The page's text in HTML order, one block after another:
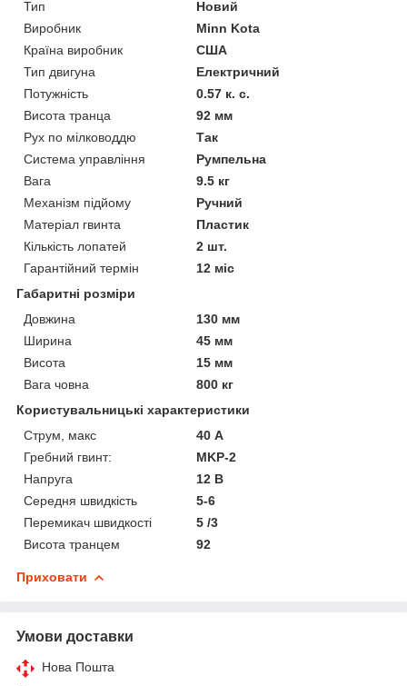
Тип
Новий
Виробник
Minn Kota
Країна виробник
США
Тип двигуна
Електричний
Потужність
0.57 к. с.
Висота транца
92 мм
Рух по мілководдю
Так
Система управління
Румпельна
Вага
9.5 кг
Механізм підйому
Ручний
Матеріал гвинта
Пластик
Кількість лопатей
2 шт.
Гарантійний термін
12 міс
Габаритні розміри
Довжина
130 мм
Ширина
45 мм
Висота
15 мм
Вага човна
800 кг
Користувальницькі характеристики
Струм, макс
40 А
Гребний гвинт:
MKP-2
Напруга
12 В
Середня швидкість
5-6
Перемикач швидкості
5 /3
Висота транцем
92
Приховати
Умови доставки
Нова Пошта